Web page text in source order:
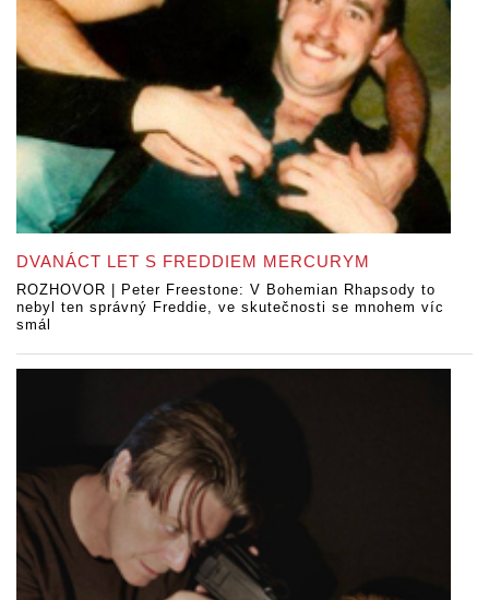
DVANÁCT LET S FREDDIEM MERCURYM
ROZHOVOR | Peter Freestone: V Bohemian Rhapsody to
nebyl ten správný Freddie, ve skutečnosti se mnohem víc
smál